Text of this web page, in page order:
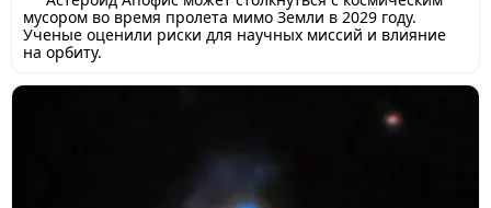
мусором во время пролета мимо Земли в 2029 году.
Ученые оценили риски для научных миссий и влияние
на орбиту.